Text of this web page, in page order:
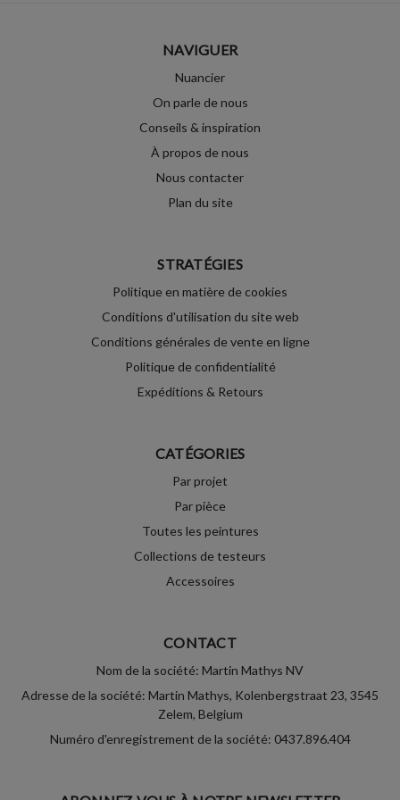
NAVIGUER
Nuancier
On parle de nous
Conseils & inspiration
À propos de nous
Nous contacter
Plan du site
STRATÉGIES
Politique en matière de cookies
Conditions d'utilisation du site web
Conditions générales de vente en ligne
Politique de confidentialité
Expéditions & Retours
CATÉGORIES
Par projet
Par pièce
Toutes les peintures
Collections de testeurs
Accessoires
CONTACT
Nom de la société: Martin Mathys NV
Adresse de la société: Martin Mathys, Kolenbergstraat 23, 3545
Zelem, Belgium
Numéro d'enregistrement de la société: 0437.896.404